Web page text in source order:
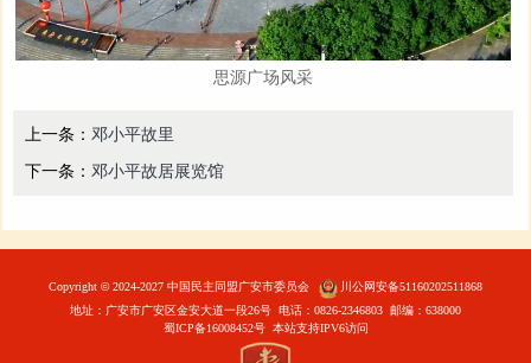
思源广场风采
上一条： 邓小平故里
下一条： 邓小平故居展览馆
Copyright©2024-2027 中国民主同盟广安市委员会
川公网安备51160202511868
地址：广安市广安区金安大道一段26号 电话：0826-2346803 邮编：638000
蜀ICP备16008452号本站支持IPV6访问